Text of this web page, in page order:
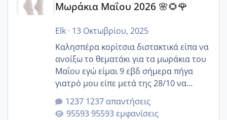
Μωράκια Μαΐου 2026 🌸🌻🌹
Elk· 13 Οκτωβρίου, 2025
Καλησπέρα κορίτσια διστακτικά είπα να
ανοίξω το θεματάκι για τα μωράκια του
Μαΐου εγώ είμαι 9 εβδ σήμερα πήγα
γιατρό μου είπε μετά της 28/10 να
κλείσω ραντεβού για την αυχενική είναι
καμιά άλλη κοπέλα να γεννάει Μάιο ;;
1237 απαντήσεις
95593 εμφανίσεις